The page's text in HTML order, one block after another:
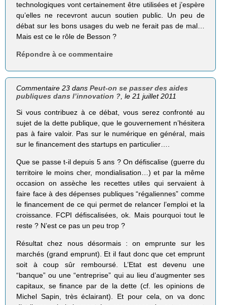
technologiques vont certainement être utilisées et j’espère
qu’elles ne recevront aucun soutien public. Un peu de
débat sur les bons usages du web ne ferait pas de mal…
Mais est ce le rôle de Besson ?
Répondre à ce commentaire
Commentaire 23 dansPeut-on se passer des aides
publiques dans l’innovation ? , le 21 juillet 2011
Si vous contribuez à ce débat, vous serez confronté au
sujet de la dette publique, que le gouvernement n’hésitera
pas à faire valoir. Pas sur le numérique en général, mais
sur le financement des startups en particulier….
Que se passe t-il depuis 5 ans ? On défiscalise (guerre du
territoire le moins cher, mondialisation…) et par la même
occasion on assèche les recettes utiles qui servaient à
faire face à des dépenses publiques “régaliennes” comme
le financement de ce qui permet de relancer l’emploi et la
croissance. FCPI défiscalisées, ok. Mais pourquoi tout le
reste ? N’est ce pas un peu trop ?
Résultat chez nous désormais : on emprunte sur les
marchés (grand emprunt). Et il faut donc que cet emprunt
soit à coup sûr remboursé. L’Etat est devenu une
“banque” ou une “entreprise” qui au lieu d’augmenter ses
capitaux, se finance par de la dette (cf. les opinions de
Michel Sapin, très éclairant). Et pour cela, on va donc